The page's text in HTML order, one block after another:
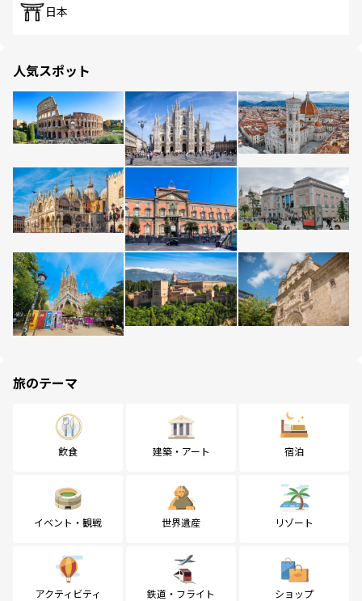
日本
人気スポット
旅のテーマ
飲食 建築・アート 宿泊
イベント・観戦 世界遺産 リゾート
アクティビティ 鉄道・フライト ショップ